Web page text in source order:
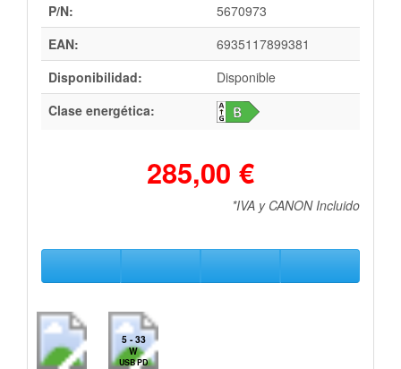
P/N:
5670973
EAN:
6935117899381
Disponibilidad:
Disponible
Clase energética:
285,00 €
*IVA y CANON Incluido
5 - 33
W
USB PD